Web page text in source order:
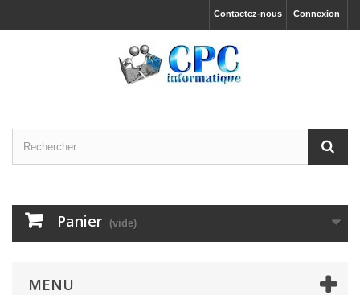
Connexion
Contactez-nous
Panier (vide)
MENU